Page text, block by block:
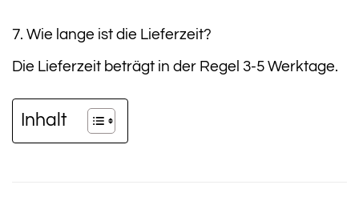
7. Wie lange ist die Lieferzeit?
Die Lieferzeit beträgt in der Regel 3-5 Werktage.
Inhalt